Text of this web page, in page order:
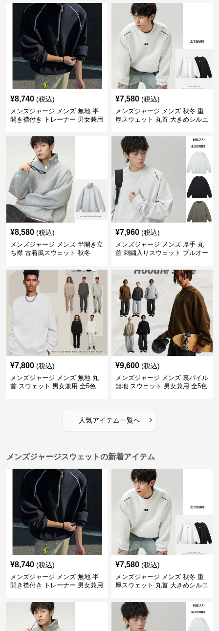
¥8,740 (税込)
メンズジャージ メンズ 無地 半
開き襟付き トレーナー 男女兼用
¥7,580 (税込)
メンズジャージ メンズ 秋冬 重
厚スウェット 丸首 大きめシルエ
¥8,580 (税込)
メンズジャージ メンズ 半開き立
ち襟 古着風スウェット 秋冬
¥7,960 (税込)
メンズジャージ メンズ 厚手 丸
首 刺繍入りスウェット プルオー
¥7,800 (税込)
メンズジャージ メンズ 無地 丸
首 スウェット 男女兼用 全5色
¥9,600 (税込)
メンズジャージ メンズ 裏パイル
無地 スウェット 男女兼用 全5色
人気アイテム一覧へ ›
メンズジャージスウェットの新着アイテム
¥8,740 (税込)
メンズジャージ メンズ 無地 半
開き襟付き トレーナー 男女兼用
¥7,580 (税込)
メンズジャージ メンズ 秋冬 重
厚スウェット 丸首 大きめシルエ